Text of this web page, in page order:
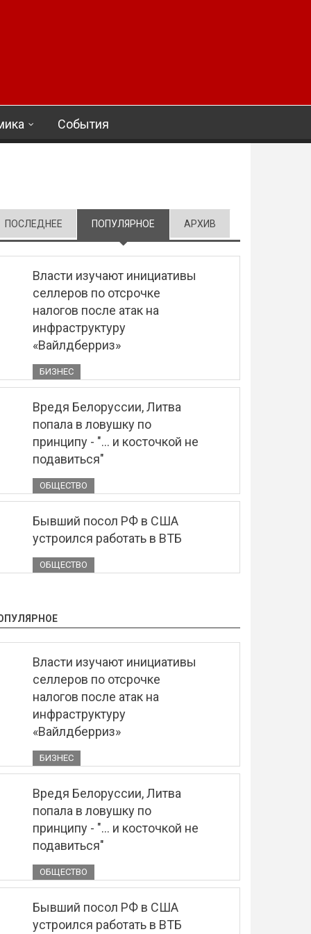
События
ПОСЛЕДНЕЕ ПОПУЛЯРНОЕ (АКТИВНАЯ ВКЛАДКА)
АРХИВ
Власти изучают инициативы
селлеров по отсрочке
налогов после атак на
инфраструктуру
«Вайлдберриз»
БИЗНЕС
Вредя Белоруссии, Литва
попала в ловушку по
принципу - "... и косточкой не
подавиться"
ОБЩЕСТВО
Бывший посол РФ в США
устроился работать в ВТБ
ОБЩЕСТВО
Власти изучают инициативы
селлеров по отсрочке
налогов после атак на
инфраструктуру
«Вайлдберриз»
БИЗНЕС
Вредя Белоруссии, Литва
попала в ловушку по
принципу - "... и косточкой не
подавиться"
ОБЩЕСТВО
Бывший посол РФ в США
устроился работать в ВТБ